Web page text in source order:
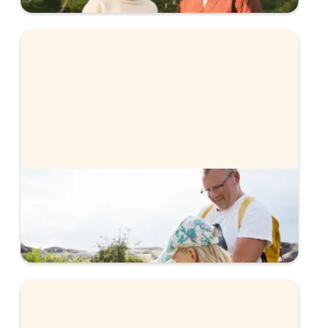
Är det bäst att välja rörlig eller bunden ränta just
nu? Vi går igenom hur du kan tänka när du väljer.